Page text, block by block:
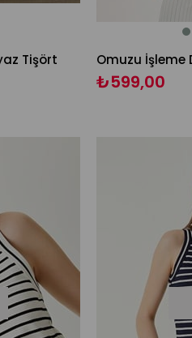
Tişört Omuzu İşleme
₺599,00